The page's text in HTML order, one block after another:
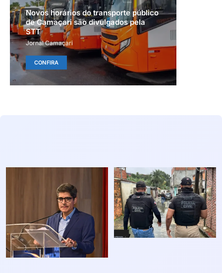
Novos horários do transporte público
de Camaçari são divulgados pela
STT
Jornal Camaçari
CONFIRA